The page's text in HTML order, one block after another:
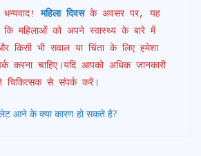
महिला दिवस के अवसर पर, यह
कि महिलाओं को अपने स्वास्थ्य के बारे में
किसी भी सवाल या चिंता के लिए हमेशा
करना चाहिए।यदि आपको अधिक जानकारी
चिकित्सक से संपर्क करें।
लेट आने के क्या कारण हो सकते है?